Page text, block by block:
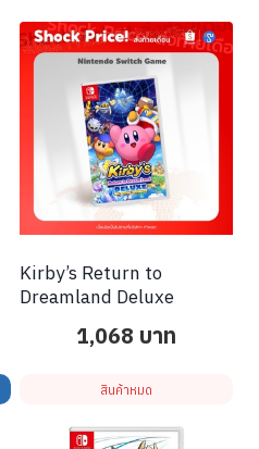
Kirby’s Return to
Dreamland Deluxe
1,068 บาท
สินค้าหมด